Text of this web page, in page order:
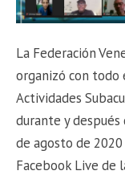
La Federación
organizó con todo
Actividades
durante y
de agosto de
Facebook Live de